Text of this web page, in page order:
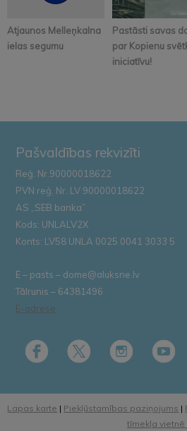
Atjaunos Melleņkalna
ielas segumu
Pastāsti savas
par Kopienu
iniciatīvu!
Pašvaldības rekvizīti
Reģ. Nr.90000018622
PVN reģ. Nr. LV 90000018622
AS „SEB banka”
Kods: UNLALV2X
Konts: LV58 UNLA 0025 0041 3033 5
E – pasts – dome@aluksne.lv
Tālrunis – 64381496
E-adrese
Lapas karte | Piekļūstamības paziņojums |
tīmekļa vietnē